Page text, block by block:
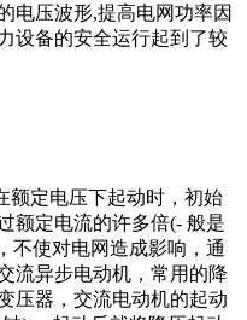
电压波形,提高电网功率因
设备的安全运行起到了较
额定电压下起动时，初始
额定电流的许多倍(- 般是
不使对电网造成影响，通
流异步电动机，常用的降
压器，交流电动机的起动